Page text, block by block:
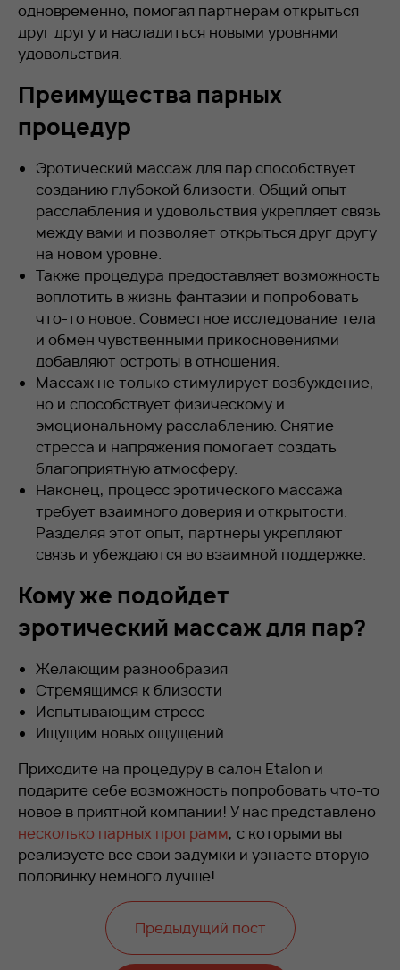
одновременно, помогая партнерам открыться
друг другу и насладиться новыми уровнями
удовольствия.
Преимущества парных
процедур
Эротический массаж для пар способствует
созданию глубокой близости. Общий опыт
расслабления и удовольствия укрепляет связь
между вами и позволяет открыться друг другу
на новом уровне.
Также процедура предоставляет возможность
воплотить в жизнь фантазии и попробовать
что-то новое. Совместное исследование тела
и обмен чувственными прикосновениями
добавляют остроты в отношения.
Массаж не только стимулирует возбуждение,
но и способствует физическому и
эмоциональному расслаблению. Снятие
стресса и напряжения помогает создать
благоприятную атмосферу.
Наконец, процесс эротического массажа
требует взаимного доверия и открытости.
Разделяя этот опыт, партнеры укрепляют
связь и убеждаются во взаимной поддержке.
Кому же подойдет
эротический массаж для пар?
Желающим разнообразия
Стремящимся к близости
Испытывающим стресс
Ищущим новых ощущений
Приходите на процедуру в салон Etalon и
подарите себе возможность попробовать что-то
новое в приятной компании! У нас представлено
несколько парных программ, с которыми вы
реализуете все свои задумки и узнаете вторую
половинку немного лучше!
Предыдущий пост